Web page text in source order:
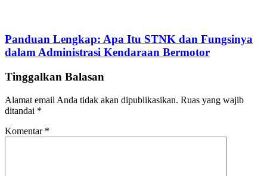
Panduan Lengkap: Apa Itu STNK dan Fungsinya
dalam Administrasi Kendaraan Bermotor
Tinggalkan Balasan
Alamat email Anda tidak akan dipublikasikan. Ruas yang wajib
ditandai *
Komentar *